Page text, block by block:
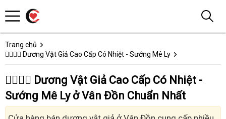
Trang chủ
👩‍❤️‍💋‍👨 Dương Vật Giả Cao Cấp Có Nhiệt - Sướng Mê Ly
👩‍❤️‍💋‍👨 Dương Vật Giả Cao Cấp Có Nhiệt -
Sướng Mê Ly ở Vân Đồn Chuẩn Nhất